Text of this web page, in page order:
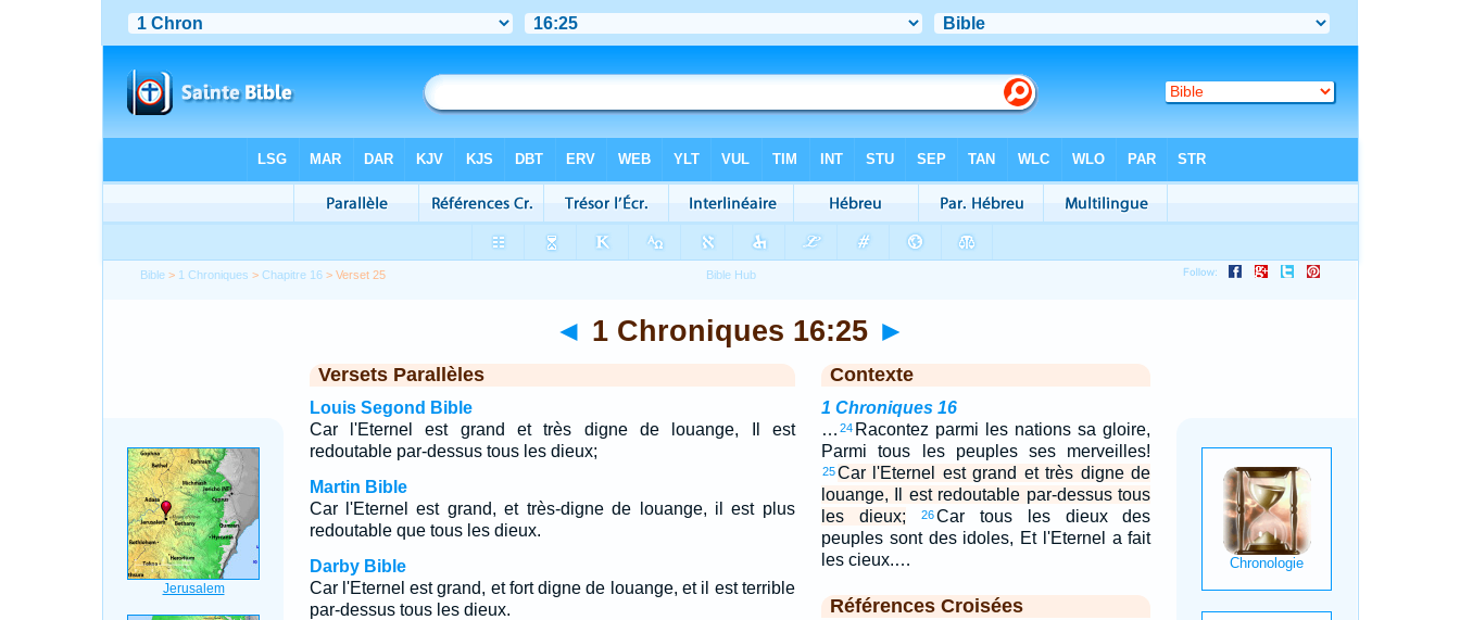
Bible > 1 Chroniques >Chapitre 16 > Verset 25
◄ 1 Chroniques 16:25 ►
Versets Parallèles
Louis Segond Bible
Car l'Eternel est grand et très digne de louange, Il est
redoutable par-dessus tous les dieux;
Martin Bible
Car l'Eternel est grand, et très-digne de louange, il est plus
redoutable que tous les dieux.
Darby Bible
Car l'Eternel est grand, et fort digne de louange, et il est terrible
par-dessus tous les dieux.
Contexte
1 Chroniques 16
… 24 Racontez parmi les nations sa gloire,
Parmi tous les peuples ses merveilles!
25Car l'Eternel est grand et très digne de
louange, Il est redoutable par-dessus tous
les dieux;
26 Car tous les dieux des
peuples sont des idoles, Et l'Eternel a fait
les cieux.…
Références Croisées